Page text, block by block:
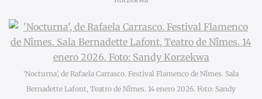
‘Nocturna’, de Rafaela Carrasco. Festival Flamenco de Nîmes. Sala
Bernadette Lafont, Teatro de Nîmes. 14 enero 2026. Foto: Sandy